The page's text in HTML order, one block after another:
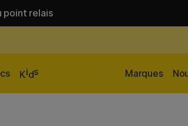
point relais
Kids Marques